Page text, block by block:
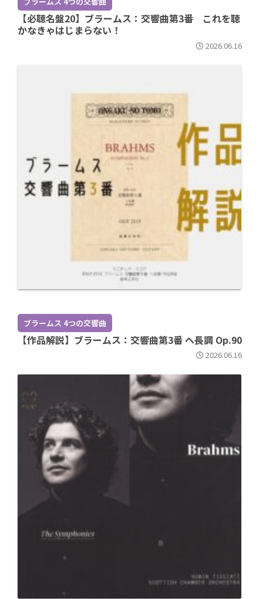
【必聴名盤20】ブラームス：交響曲第3番 これを聴
かなきゃはじまらない！
2026.06.16
ブラームス 4つの交響曲
【作品解説】ブラームス：交響曲第3番 ヘ長調 Op.90
2026.06.16